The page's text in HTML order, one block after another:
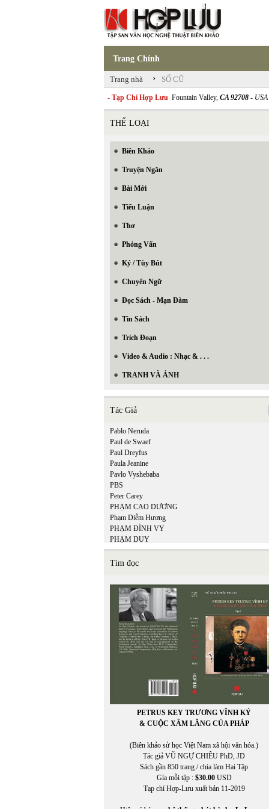
Trang Chính
Trang nhà › SỐ CŨ
- Tạp Chí Hợp Lưu Fountain Valley, CA 92708 - USA
THỂ LOẠI
Biên Khảo
Truyện Ngắn
Bài Mới
Tiểu Luận
Thơ
Phỏng Vấn
Ký / Tùy Bút
Chuyển Ngữ
Đọc Sách - Mạn Đàm
Tin Sách
Trích Đoạn
Video & Audio : Nhạc & . . .
TRANH VÀ ẢNH
Tác Giả
Pablo Neruda
Paul de Swaef
Paul Dreyfus
Paula Jeanine
Pavlo Vyshebaba
PBS
Peter Carey
PHẠM CAO DƯƠNG
Phạm Diễm Hương
PHẠM ĐÌNH VY
PHẠM DUY
Phạm Hiền Mây
Phạm Hoàng Quân
PHẠM HỒNG SƠN
Phạm Mạnh Hào chuyển ngữ
PHẠM NGỌC CẢNH NAM
PHẠM NGỌC LƯƠNG
Phạm Phú Cường (chuyển ngữ)
Phạm Phương
PHẠM QUANG TRUNG
PHẠM THANH NGHIÊN
Phạm Tử Văn
PHẠM TUYỀN
PHẠM VŨ THỊNH
PHẠM VŨ THỊNH chuyển ngữ
Phạm Xuân Hy
Phạm Xuân Hy chuyển ngữ
PHẠM XUÂN NGUYÊN
Tìm đọc
PETRUS KEY TRƯƠNG VĨNH KÝ
& CUỘC XÂM LĂNG CỦA PHÁP
(Biên khảo sử học Việt Nam xã hội văn hóa.)
Tác giả VŨ NGỰ CHIÊU PhD, JD
Sách gần 850 trang / chia làm Hai Tập
Gía mỗi tập : $30.00USD
Tạp chí Hợp-Lưu xuất bản 11-2019